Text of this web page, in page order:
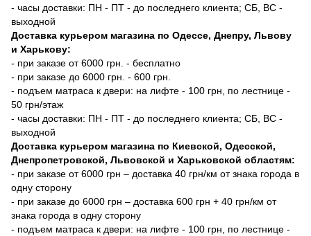
- часы доставки: ПН - ПТ - до последнего клиента; СБ, ВС -
выходной
Доставка курьером магазина по Одессе, Днепру, Львову
и Харькову:
- при заказе от 6000 грн. - бесплатно
- при заказе до 6000 грн. - 600 грн.
- подъем матраса к двери: на лифте - 100 грн, по лестнице -
50 грн/этаж
- часы доставки: ПН - ПТ - до последнего клиента; СБ, ВС -
выходной
Доставка курьером магазина по Киевской, Одесской,
Днепропетровской, Львовской и Харьковской областям:
- при заказе от 6000 грн – доставка 40 грн/км от знака города в
одну сторону
- при заказе до 6000 грн – доставка 600 грн + 40 грн/км от
знака города в одну сторону
- подъем матраса к двери: на лифте - 100 грн, по лестнице -